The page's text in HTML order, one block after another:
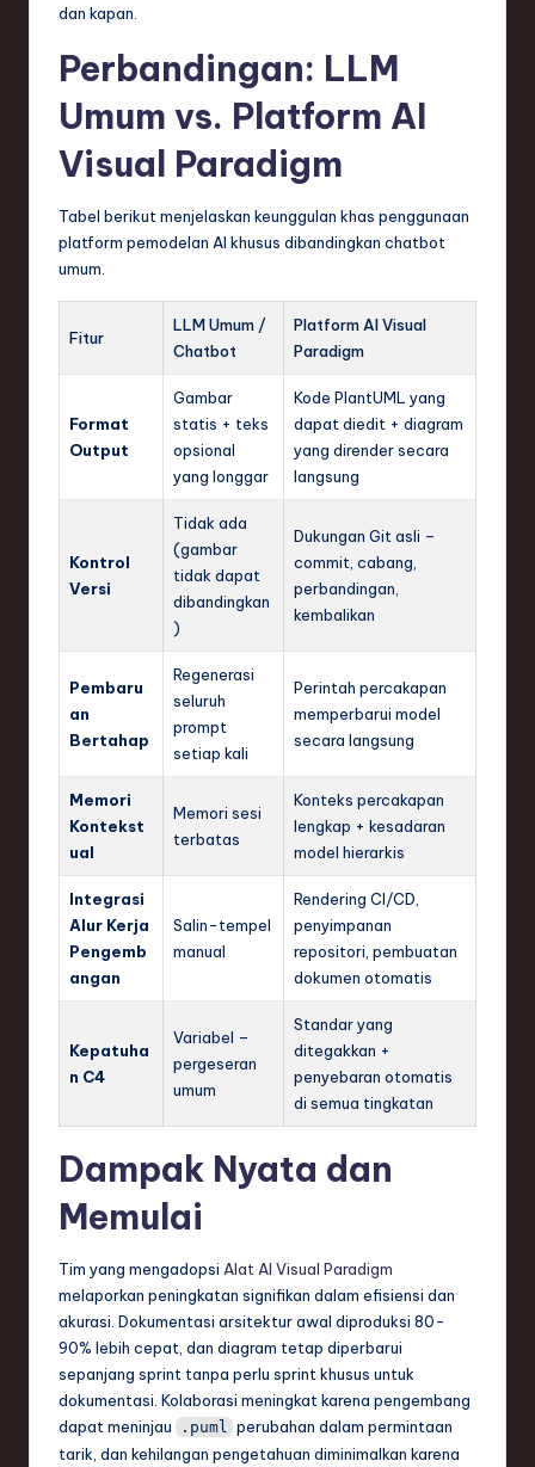
dan kapan.
Perbandingan: LLM
Umum vs. Platform AI
Visual Paradigm
Tabel berikut menjelaskan keunggulan khas penggunaan
platform pemodelan AI khusus dibandingkan chatbot
umum.
Fitur
LLM Umum /
Chatbot
Platform AI Visual
Paradigm
Format
Output
Gambar
statis + teks
opsional
yang longgar
Kode PlantUML yang
dapat diedit + diagram
yang dirender secara
langsung
Kontrol
Versi
Tidak ada
(gambar
tidak dapat
dibandingkan
)
Dukungan Git asli –
commit, cabang,
perbandingan,
kembalikan
Pembaru
an
Bertahap
Regenerasi
seluruh
prompt
setiap kali
Perintah percakapan
memperbarui model
secara langsung
Memori
Kontekst
ual
Memori sesi
terbatas
Konteks percakapan
lengkap + kesadaran
model hierarkis
Integrasi
Alur Kerja
Pengemb
angan
Salin-tempel
manual
Rendering CI/CD,
penyimpanan
repositori, pembuatan
dokumen otomatis
Kepatuha
n C4
Variabel –
pergeseran
umum
Standar yang
ditegakkan +
penyebaran otomatis
di semua tingkatan
Dampak Nyata dan
Memulai
Tim yang mengadopsi Alat AI Visual Paradigm
melaporkan peningkatan signifikan dalam efisiensi dan
akurasi. Dokumentasi arsitektur awal diproduksi 80-
90% lebih cepat, dan diagram tetap diperbarui
sepanjang sprint tanpa perlu sprint khusus untuk
dokumentasi. Kolaborasi meningkat karena pengembang
dapat meninjau
.puml perubahan dalam permintaan
tarik, dan kehilangan pengetahuan diminimalkan karena